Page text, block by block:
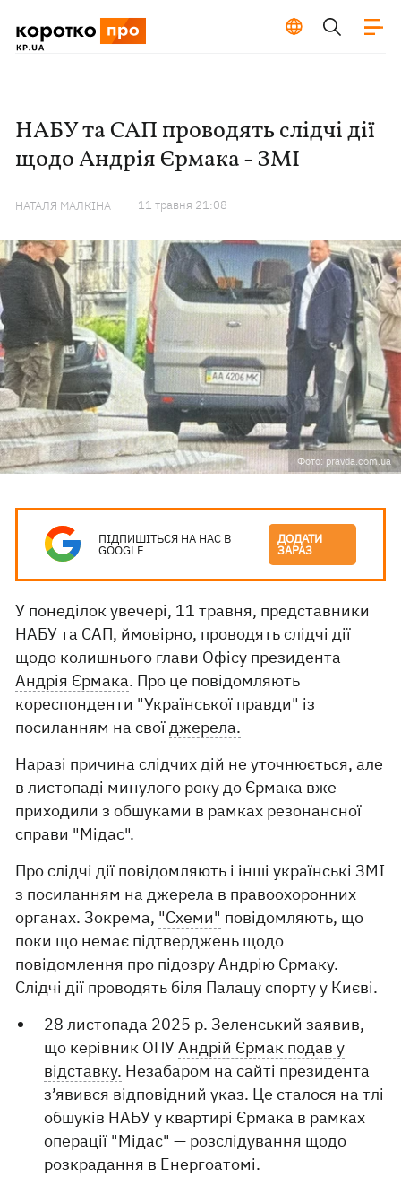
НАБУ та САП проводять слідчі дії
щодо Андрія Єрмака - ЗМІ
НАТАЛЯ МАЛКІНА 11 травня 21:08
Фото: pravda.com.ua
ПІДПИШІТЬСЯ НА НАС В
GOOGLE
ДОДАТИ
ЗАРАЗ
У понеділок увечері, 11 травня, представники
НАБУ та САП, ймовірно, проводять слідчі дії
щодо колишнього глави Офісу президента
Андрія Єрмака. Про це повідомляють
кореспонденти "Української правди" із
посиланням на своїджерела.
Наразі причина слідчих дій не уточнюється, але
в листопаді минулого року до Єрмака вже
приходили з обшуками в рамках резонансної
справи "Мідас".
Про слідчі дії повідомляють і інші українські ЗМІ
з посиланням на джерела в правоохоронних
органах. Зокрема, "Схеми" повідомляють, що
поки що немає підтверджень щодо
повідомлення про підозру Андрію Єрмаку.
Слідчі дії проводять біля Палацу спорту у Києві.
28 листопада 2025 р. Зеленський заявив,
що керівник ОПУАндрій Єрмак подав у
відставку. Незабаром на сайті президента
з’явився відповідний указ. Це сталося на тлі
обшуків НАБУ у квартирі Єрмака в рамках
операції "Мідас" — розслідування щодо
розкрадання в Енергоатомі.